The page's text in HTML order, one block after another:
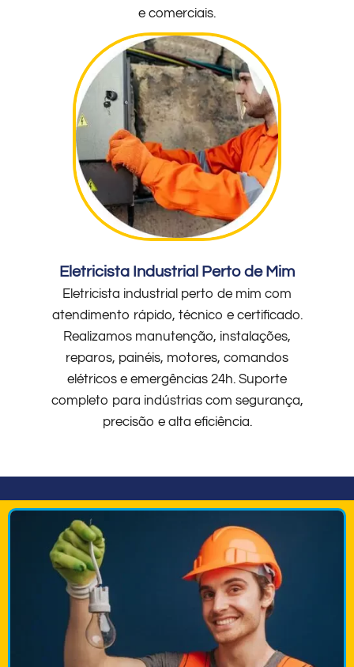
e comerciais.
Eletricista Industrial Perto de Mim
Eletricista industrial perto de mim com
atendimento rápido, técnico e certificado.
Realizamos manutenção, instalações,
reparos, painéis, motores, comandos
elétricos e emergências 24h. Suporte
completo para indústrias com segurança,
precisão e alta eficiência.